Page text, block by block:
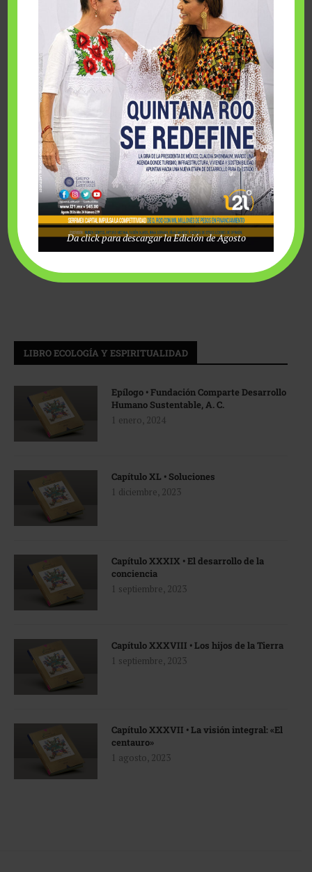
LIBRO ECOLOGÍA Y ESPIRITUALIDAD
Epílogo • Fundación Comparte Desarrollo
Humano Sustentable, A. C.
1 enero, 2024
Capítulo XL • Soluciones
1 diciembre, 2023
Capítulo XXXIX • El desarrollo de la
conciencia
1 septiembre, 2023
Capítulo XXXVIII • Los hijos de la Tierra
1 septiembre, 2023
Capítulo XXXVII • La visión integral: «El
centauro»
1 agosto, 2023
Da click para descargar la Edición de Agosto